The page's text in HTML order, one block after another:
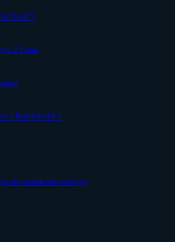
5
23 мая
в Battlefield 1
не написано сверху